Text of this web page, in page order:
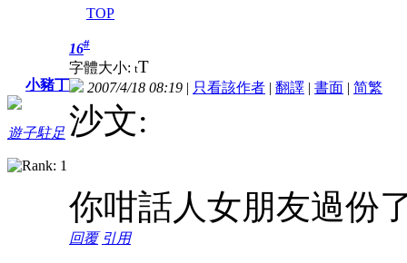
TOP
小豬丁
遊子駐足
16#
字體大小: tT
2007/4/18 08:19 | 只看該作者 | 翻譯 | 書面 | 简繁
沙文:
你咁話人女朋友過份
回覆 引用